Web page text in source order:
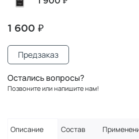
1 600 ₽
Предзаказ
Остались вопросы?
Позвоните или напишите нам!
Описание Состав